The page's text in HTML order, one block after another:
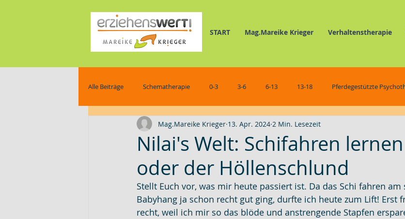
START Mag.Mareike Krieger Verhaltenstherapie
Alle Beiträge Schematherapie 0-3 3-6 6-13 13-18 Pferdegestützte
pferdegestützte Schematherapie Verhaltenstherapie Pferdegestützte Selbsterfahrung
Wissenswertes
Nilai's Welt: Schifahren
oder der Höllenschlund
Mag.Mareike Krieger 13. Apr. 2024 2 Min. Lesezeit
Stellt Euch vor, was mir heute passiert ist. Da das Schi fahren am
Babyhang ja schon recht gut ging, durfte ich heute zum Lift! Erst
recht, weil ich mir so das blöde und anstrengende Stapfen